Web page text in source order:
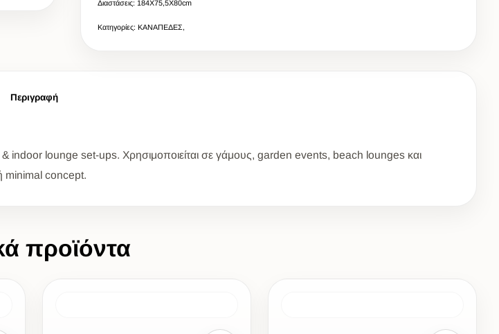
Διαστάσεις: 184X75,5X80cm
Κατηγορίες: ΚΑΝΑΠΕΔΕΣ,
Περιγραφή
& indoor lounge set-ups. Χρησιμοποιείται σε γάμους, garden events, beach lounges και
minimal concept.
προϊόντα